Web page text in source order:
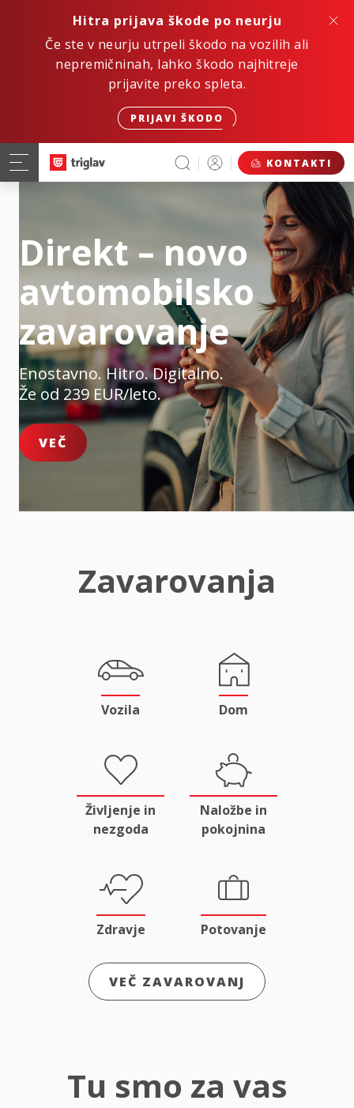
Hitra prijava škode po neurju
Če ste v neurju utrpeli škodo na vozilih ali
nepremičninah, lahko škodo najhitreje
prijavite preko spleta.
PRIJAVI ŠKODO
KONTAKTI
Direkt – novo
avtomobilsko
zavarovanje
Enostavno. Hitro. Digitalno.
Že od 239 EUR/leto.
VEČ
Zavarovanja
Vozila Dom
Življenje in
nezgoda
Naložbe in
pokojnina
Zdravje Potovanje
VEČ ZAVAROVANJ
Tu smo za vas